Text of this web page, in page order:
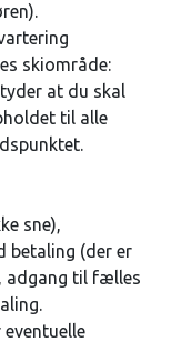
skiområde:
at du skal
til alle
sne),
betaling (der er
adgang til fælles